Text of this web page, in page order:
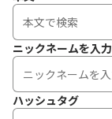
ニックネームを入力
ハッシュタグ